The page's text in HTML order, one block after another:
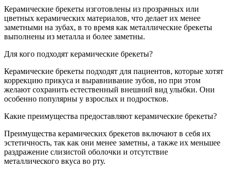
Керамические брекеты изготовлены из прозрачных или
цветных керамических материалов, что делает их менее
заметными на зубах, в то время как металлические брекеты
выполнены из металла и более заметны.
Для кого подходят керамические брекеты?
Керамические брекеты подходят для пациентов, которые хотят
коррекцию прикуса и выравнивание зубов, но при этом
желают сохранить естественный внешний вид улыбки. Они
особенно популярны у взрослых и подростков.
Какие преимущества предоставляют керамические брекеты?
Преимущества керамических брекетов включают в себя их
эстетичность, так как они менее заметны, а также их меньшее
раздражение слизистой оболочки и отсутствие
металлического вкуса во рту.